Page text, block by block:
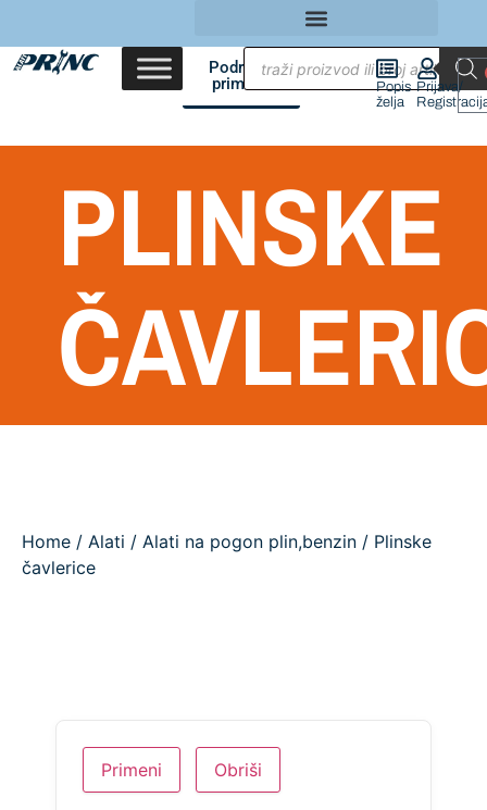
Područja
primene
Popis
želja
Prijava/
PLINSKE
Home / Alati / Alati na pogon plin,benzin / Plinske
čavlerice
Primeni Obriši